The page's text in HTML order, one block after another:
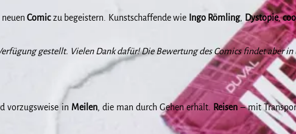
neuenComiczu begeistern. Kunstschaffende wie Ingo Römling, Dystopie,
gestellt. Vielen Dank dafür! Die Bewertung des Comics findet aber
vorzugsweise in Meilen, die man durch Gehen erhält. Reisen– mit